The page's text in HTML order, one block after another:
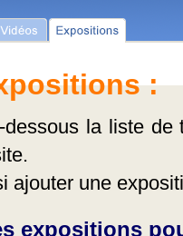
:
dessous la liste
ajouter une
expositions